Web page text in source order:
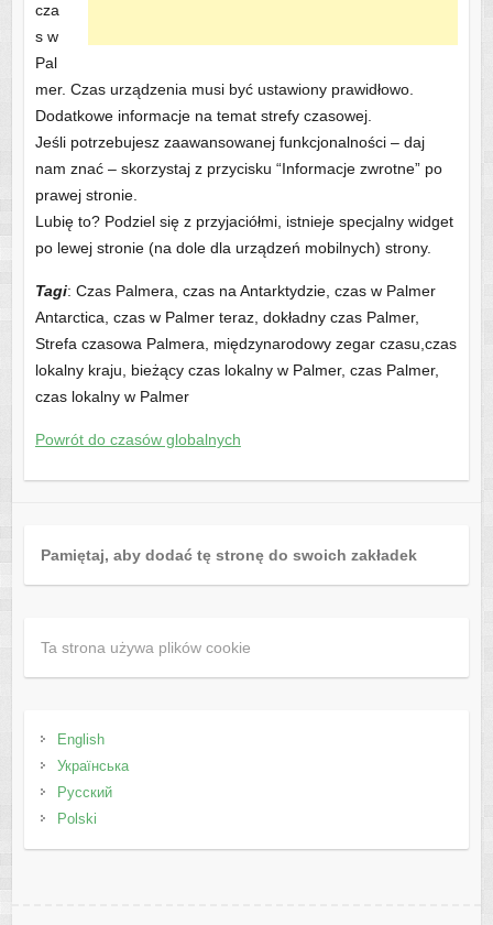
cza
s w
Pal
mer. Czas urządzenia musi być ustawiony prawidłowo.
Dodatkowe informacje na temat strefy czasowej.
Jeśli potrzebujesz zaawansowanej funkcjonalności – daj
nam znać – skorzystaj z przycisku “Informacje zwrotne” po
prawej stronie.
Lubię to? Podziel się z przyjaciółmi, istnieje specjalny widget
po lewej stronie (na dole dla urządzeń mobilnych) strony.
Tagi: Czas Palmera, czas na Antarktydzie, czas w Palmer
Antarctica, czas w Palmer teraz, dokładny czas Palmer,
Strefa czasowa Palmera, międzynarodowy zegar czasu,czas
lokalny kraju, bieżący czas lokalny w Palmer, czas Palmer,
czas lokalny w Palmer
Powrót do czasów globalnych
Pamiętaj, aby dodać tę stronę do swoich zakładek
Ta strona używa plików cookie
English
Українська
Русский
Polski